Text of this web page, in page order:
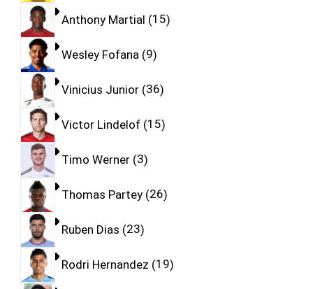
Anthony Martial 15
Wesley Fofana 9
Vinicius Junior 36
Victor Lindelof 15
Timo Werner 3
Thomas Partey 26
Ruben Dias 23
Rodri Hernandez 19